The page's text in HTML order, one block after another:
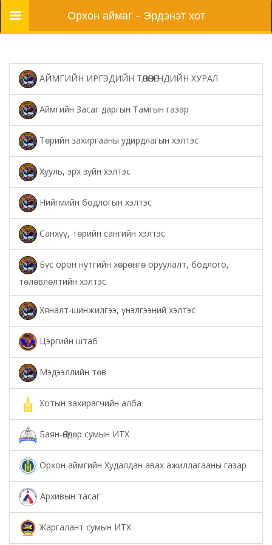
Цэс Орхон аймаг - Эрдэнэт хот
АЙМГИЙН ИРГЭДИЙН ТӨЛӨӨЛӨГЧДИЙН ХУРАЛ
Аймгийн Засаг даргын Тамгын газар
Төрийн захиргааны удирдлагын хэлтэс
Хууль, эрх зүйн хэлтэс
Нийгмийн бодлогын хэлтэс
Санхүү, төрийн сангийн хэлтэс
Бүс орон нутгийн хөрөнгө оруулалт, бодлого,
төлөвлөлтийн хэлтэс
Хяналт-шинжилгээ, үнэлгээний хэлтэс
Цэргийн штаб
Мэдээллийн төв
Хотын захирагчийн алба
Баян-Өндөр сумын ИТХ
Орхон аймгийн Худалдан авах ажиллагааны газар
Архивын тасаг
Жаргалант сумын ИТХ